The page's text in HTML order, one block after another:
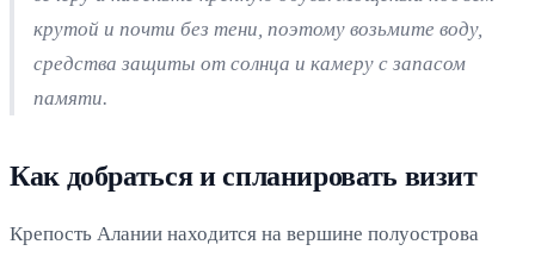
крутой и почти без тени, поэтому возьмите воду,
средства защиты от солнца и камеру с запасом
памяти.
Как добраться и спланировать визит
Крепость Алании находится на вершине полуострова